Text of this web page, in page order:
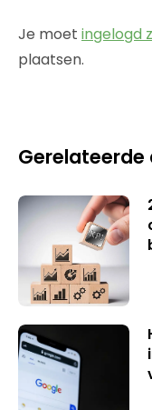
Je moet ingelogd
plaatsen.
Gerelateerde